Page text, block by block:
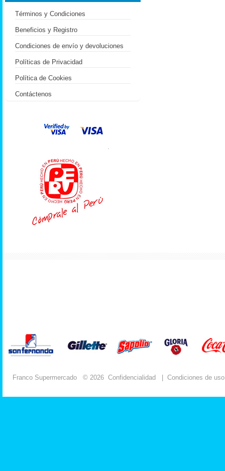
Términos y Condiciones
Beneficios y Registro
Condiciones de envío y devoluciones
Políticas de Privacidad
Política de Cookies
Contáctenos
.
Franco Supermercado © 2026 Confidencialidad Condiciones de uso